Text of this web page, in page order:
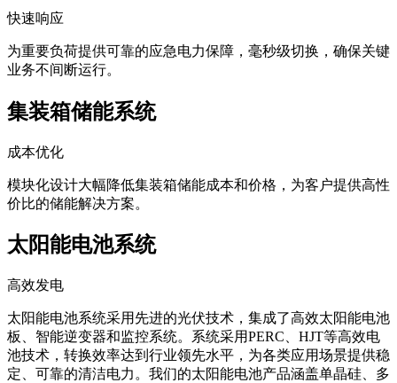
快速响应
为重要负荷提供可靠的应急电力保障，毫秒级切换，确保关键
业务不间断运行。
集装箱储能系统
成本优化
模块化设计大幅降低集装箱储能成本和价格，为客户提供高性
价比的储能解决方案。
太阳能电池系统
高效发电
太阳能电池系统采用先进的光伏技术，集成了高效太阳能电池
板、智能逆变器和监控系统。系统采用PERC、HJT等高效电
池技术，转换效率达到行业领先水平，为各类应用场景提供稳
定、可靠的清洁电力。我们的太阳能电池产品涵盖单晶硅、多